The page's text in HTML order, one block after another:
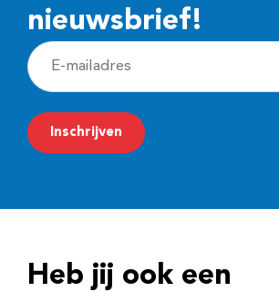
nieuwsbrief!
E
-
m
a
r
Inschrijven
Heb jij ook een